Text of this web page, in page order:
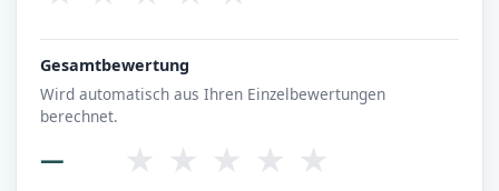
Gesamtbewertung
Wird automatisch aus Ihren Einzelbewertungen
berechnet.
— ★ ★ ★ ★ ★